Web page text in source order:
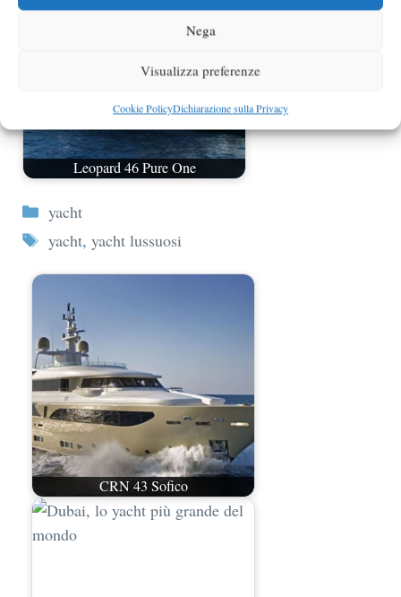
Nega
Visualizza preferenze
Cookie PolicyDichiarazione sulla Privacy
Leopard 46 Pure One
Categorie
yacht
Tag
yacht, yacht lussuosi
CRN 43 Sofico